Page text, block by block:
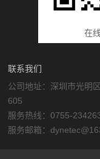
在
联系我们
公司地址：深圳市光明
605
服务热线：0755-
服务邮箱：